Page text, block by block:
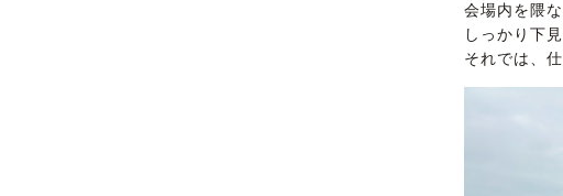
会場内を隈
しっかり下
それでは、